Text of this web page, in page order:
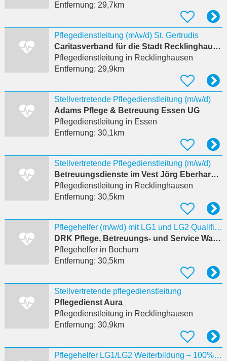
Entfernung: 29,7km
Pflegedienstleitung (m/w/d) St. Gertrudis
Caritasverband für die Stadt Recklinghausen e. V.
Pflegedienstleitung in Recklinghausen
Entfernung: 29,9km
Stellvertretende Pflegedienstleitung (m/w/d)
Adams Pflege & Betreuung Essen UG
Pflegedienstleitung in Essen
Entfernung: 30,1km
Stellvertretende Pflegedienstleitung (m/w/d)
Betreuungsdienste im Vest Jörg Eberhardt Ambulanter Pflegedienst
Pflegedienstleitung in Recklinghausen
Entfernung: 30,5km
Pflegehelfer (m/w/d) mit LG1 und LG2 Qualifizierung
DRK Pflege, Betreuungs- und Service Wanne-Eickel GmbH
Pflegehelferin Bochum
Entfernung: 30,5km
Stellvertretende pflegedienstleitung
Pflegedienst Aura
Pflegedienstleitung in Recklinghausen
Entfernung: 30,9km
Pflegehelfer LG1/LG2 Weiterbildung – 100% förderfähig Herne